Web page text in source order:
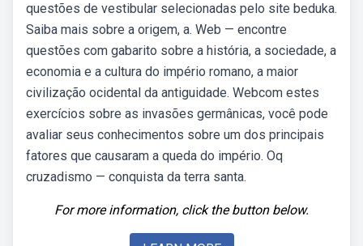
questões de vestibular selecionadas pelo site beduka.
Saiba mais sobre a origem, a. Web — encontre
questões com gabarito sobre a história, a sociedade, a
economia e a cultura do império romano, a maior
civilização ocidental da antiguidade. Webcom estes
exercícios sobre as invasões germânicas, você pode
avaliar seus conhecimentos sobre um dos principais
fatores que causaram a queda do império. Oq
cruzadismo — conquista da terra santa.
For more information, click the button below.